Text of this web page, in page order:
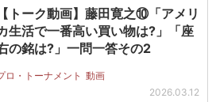
【トーク動画】藤田寛之⑩「アメリ
生活で一番高い買い物は?」「座
の銘は?」一問一答その2
ロ・トーナメント 動画
2026.03.12